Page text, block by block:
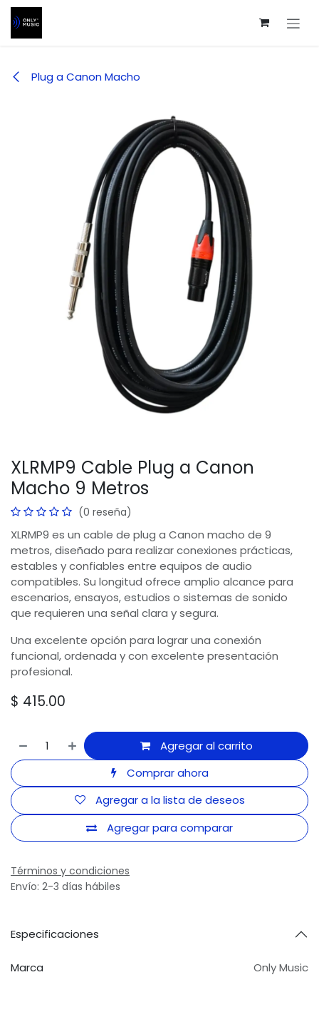
Ir al contenido
Plug a Canon Macho
XLRMP9 Cable Plug a Canon
Macho 9 Metros
(0 reseña)
XLRMP9 es un cable de plug a Canon macho de 9
metros, diseñado para realizar conexiones prácticas,
estables y confiables entre equipos de audio
compatibles. Su longitud ofrece amplio alcance para
escenarios, ensayos, estudios o sistemas de sonido
que requieren una señal clara y segura.
Una excelente opción para lograr una conexión
funcional, ordenada y con excelente presentación
profesional.
$ 415.00
Agregar al carrito
Comprar ahora
Agregar para comparar
Agregar a la lista de deseos
Términos y condiciones
Envío: 2-3 días hábiles
Especificaciones
Marca Only Music